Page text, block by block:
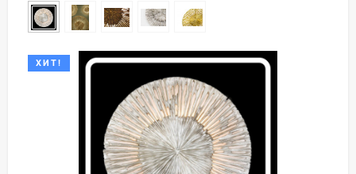
ХИТ!